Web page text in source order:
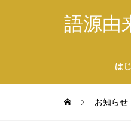
語源由
は
お知らせ